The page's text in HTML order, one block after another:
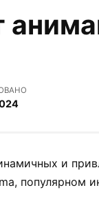
и
популярном